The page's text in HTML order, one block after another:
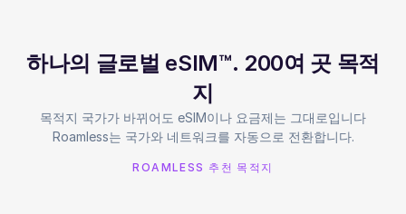
하나의 글로벌 eSIM™. 200여 곳 목적
지
목적지 국가가 바뀌어도 eSIM이나 요금제는 그대로입니다
Roamless는 국가와 네트워크를 자동으로 전환합니다.
ROAMLESS 추천 목적지